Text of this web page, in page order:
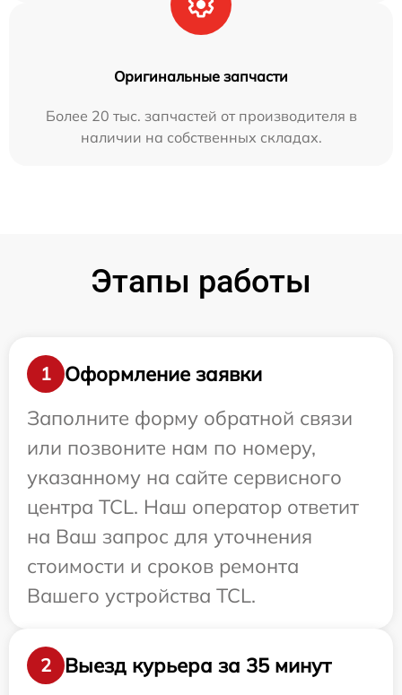
Оригинальные запчасти
Более 20 тыс. запчастей от производителя в
наличии на собственных складах.
Этапы работы
1
Оформление заявки
Заполните форму обратной связи
или позвоните нам по номеру,
указанному на сайте сервисного
центра TCL. Наш оператор ответит
на Ваш запрос для уточнения
стоимости и сроков ремонта
Вашего устройства TCL.
2 Выезд курьера за 35 минут